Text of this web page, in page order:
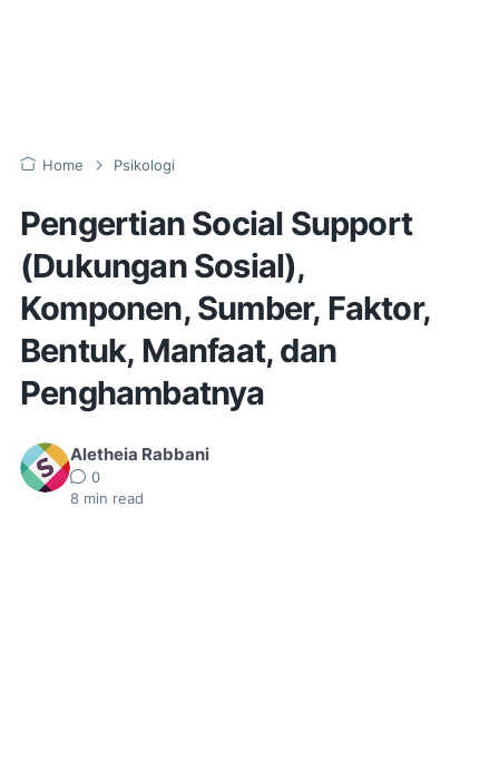
Home Psikologi
Pengertian Social Support
(Dukungan Sosial),
Komponen, Sumber, Faktor,
Bentuk, Manfaat, dan
Penghambatnya
Aletheia Rabbani
0
8 min read